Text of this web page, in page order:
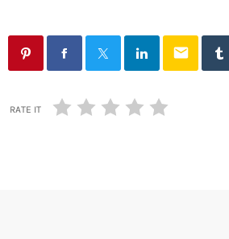
email
RATE IT